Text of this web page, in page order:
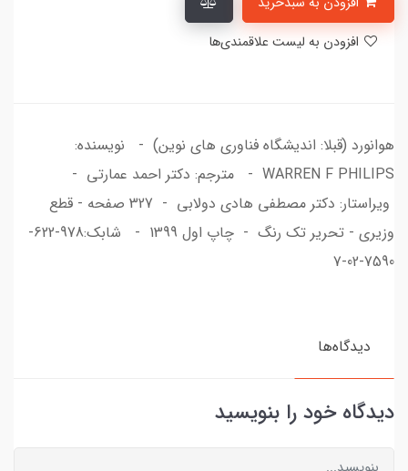
هوانورد (قبلا: اندیشگاه فناوری های نوین) - نویسنده:
WARREN F PHILIPS - مترجم: دکتر احمد عمارتی -
ویراستار: دکتر مصطفی هادی دولابی - 327 صفحه - قطع
وزیری - تحریر تک رنگ - چاپ اول 1399 - شابک:978-622-
7590-02-7
دیدگاه‌ها
دیدگاه خود را بنویسید